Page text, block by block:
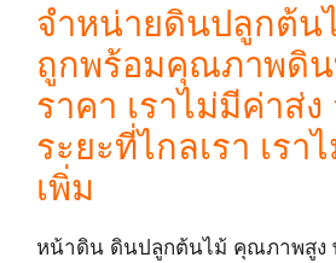
จำหน่ายดินปลูกต้น
ถูกพร้อมคุณภาพดิ
ราคา เราไม่มีค่าส่
ระยะที่ไกลเรา เรา
เพิ่ม
หน้าดิน ดินปลูกต้นไม้ คุณภาพสูง